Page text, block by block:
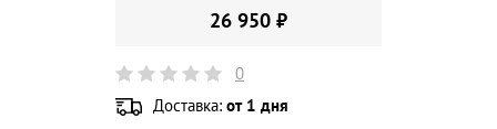
26 950 ₽
0
Доставка: от 1 дня